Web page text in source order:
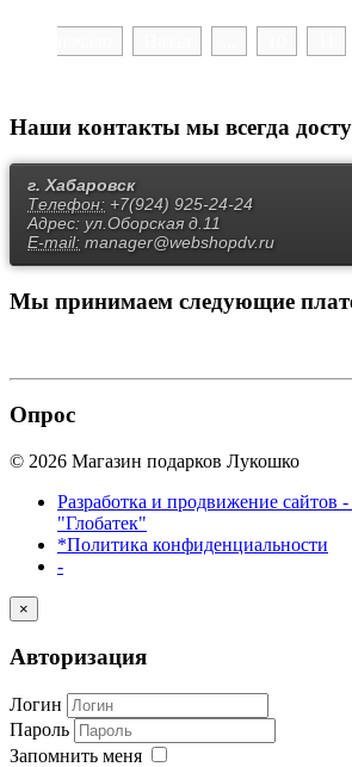
Наши контакты мы всегда
г. Хабаровск
Телефон: +7(924) 925-24-24
Адрес: ул.Оборская д.11
E-mail: manager@webshopdv.ru
Мы принимаем следующие
Опрос
© 2026 Магазин подарков Лукошко
Разработка и продвижение сайтов
"Глобатек"
*Политика конфиденциальности
-
×
Авторизация
Логин
Пароль
Запомнить меня